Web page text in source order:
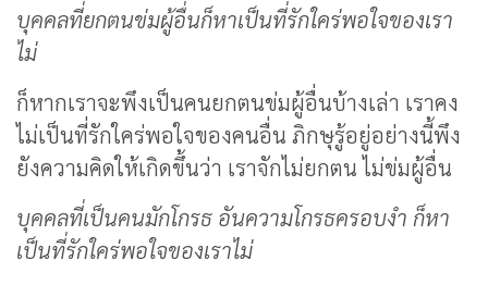
บุคคลที่ยกตนข่มผู้อื่นก็หาเป็นที่รักใคร่พอใจของเรา
ไม่
ก็หากเราจะพึงเป็นคนยกตนข่มผู้อื่นบ้างเล่า เราคง
ไม่เป็นที่รักใคร่พอใจของคนอื่น ภิกษุรู้อยู่อย่างนี้พึง
ยังความคิดให้เกิดขึ้นว่า เราจักไม่ยกตน ไม่ข่มผู้อื่น
บุคคลที่เป็นคนมักโกรธ อันความโกรธครอบงำ ก็หา
เป็นที่รักใคร่พอใจของเราไม่